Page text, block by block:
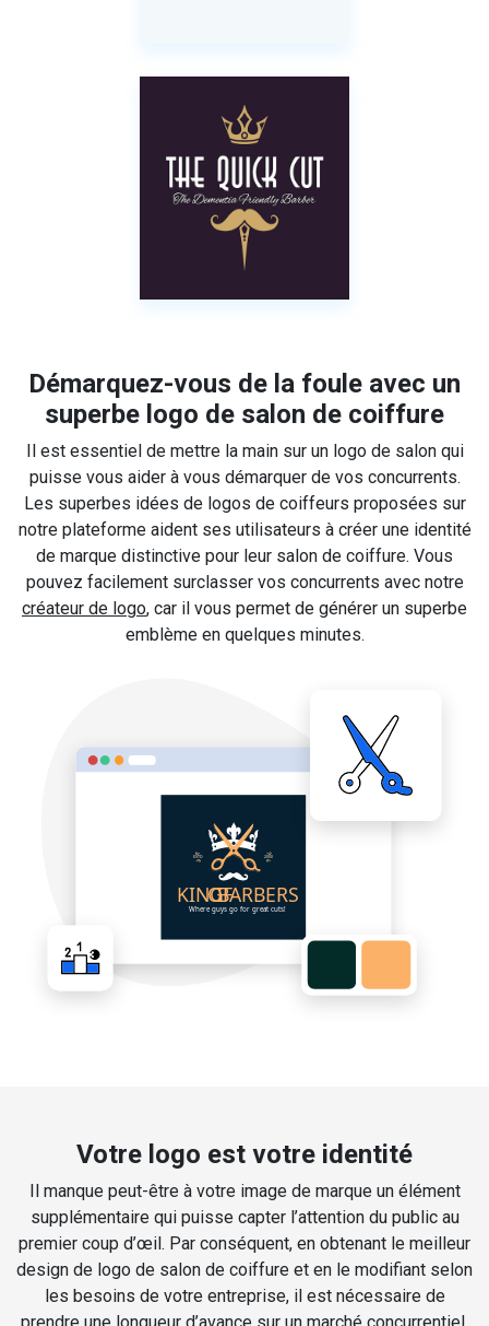
Démarquez-vous de la foule avec un
superbe logo de salon de coiffure
Il est essentiel de mettre la main sur un logo de salon qui
puisse vous aider à vous démarquer de vos concurrents.
Les superbes idées de logos de coiffeurs proposées sur
notre plateforme aident ses utilisateurs à créer une identité
de marque distinctive pour leur salon de coiffure. Vous
pouvez facilement surclasser vos concurrents avec notre
créateur de logo, car il vous permet de générer un superbe
emblème en quelques minutes.
Votre logo est votre identité
Il manque peut-être à votre image de marque un élément
supplémentaire qui puisse capter l’attention du public au
premier coup d’œil. Par conséquent, en obtenant le meilleur
design de logo de salon de coiffure et en le modifiant selon
les besoins de votre entreprise, il est nécessaire de